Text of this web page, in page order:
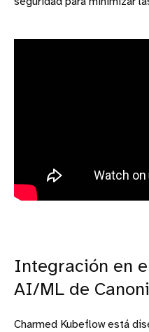
Integración en
AI/ML de
Charmed Kubeflow está